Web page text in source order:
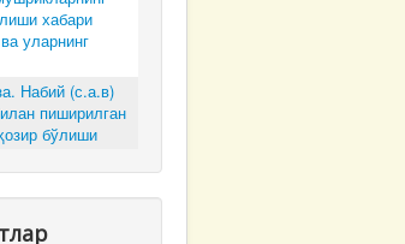
хабари
уларнинг
Набий (с.а.в)
пиширилган
бўлиши